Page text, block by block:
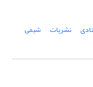
نشریات
شیمی